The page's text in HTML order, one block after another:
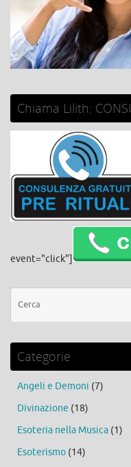
Chiama Lilith:
event="click"]
Categorie
Angeli e Demoni (7)
Divinazione (18)
Esoteria nella Musica (1)
Esoterismo (14)